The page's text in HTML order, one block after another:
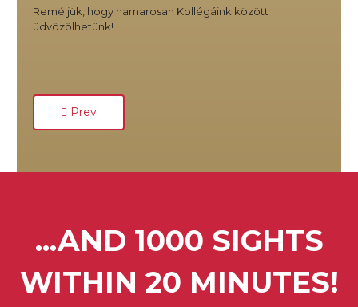
Reméljük, hogy hamarosan Kollégáink között
üdvözölhetünk!
Previous article: Éjszakás Recepciós
Prev
...AND 1000 SIGHTS
WITHIN 20 MINUTES!